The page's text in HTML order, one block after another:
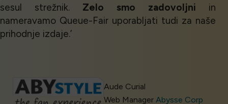
sesul strežnik. Zelo smo zadovoljni in
nameravamo Queue-Fair uporabljati tudi za naše
prihodnje izdaje.’
Aude Curial
Web Manager Abysse Corp